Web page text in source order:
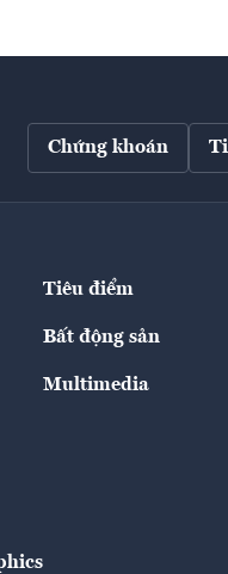
Chứng khoán
Tiêu điểm
Bất động sản
Multimedia